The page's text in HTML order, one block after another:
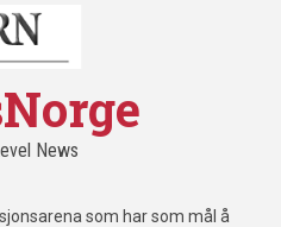
News
som har som mål å